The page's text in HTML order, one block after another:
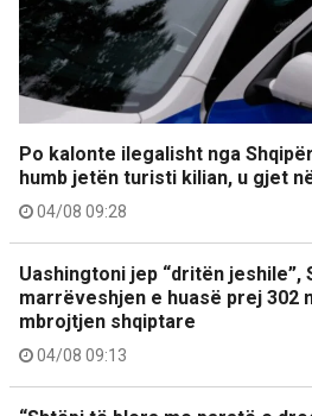
Po kalonte ilegalisht nga
humb jetën turisti kilian, u gjet
04/08 09:28
Uashingtoni jep “dritën jeshile”,
marrëveshjen e huasë prej 302
mbrojtjen shqiptare
04/08 09:13